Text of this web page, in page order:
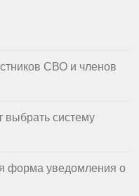
СВО и членов
систему
форма уведомления о